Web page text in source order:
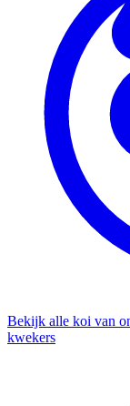
Bekijk alle koi van
kwekers